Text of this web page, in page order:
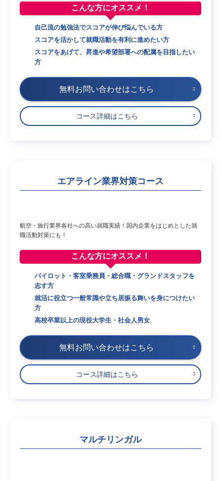
こんな方にオススメ！
自己流の勉強法でスコアが伸び悩んでいる方
スコアを活かして就職活動を有利に進めたい方
スコアをあげて、昇進や希望部署への配属を目指したい
方
無料お問い合わせはこちら
コース詳細はこちら
エアライン業界対策コース
航空・旅行業界各社への高い就職実績！国内企業をはじめとした就
職活動対策にも！
こんな方にオススメ！
パイロット・客室乗務員・総合職・グランドスタッフを
志す方
就活に役立つ一般常識や立ち居振る舞いを身につけたい
方
高校卒業以上の現役大学生・社会人男女
無料お問い合わせはこちら
コース詳細はこちら
マルチリンガル